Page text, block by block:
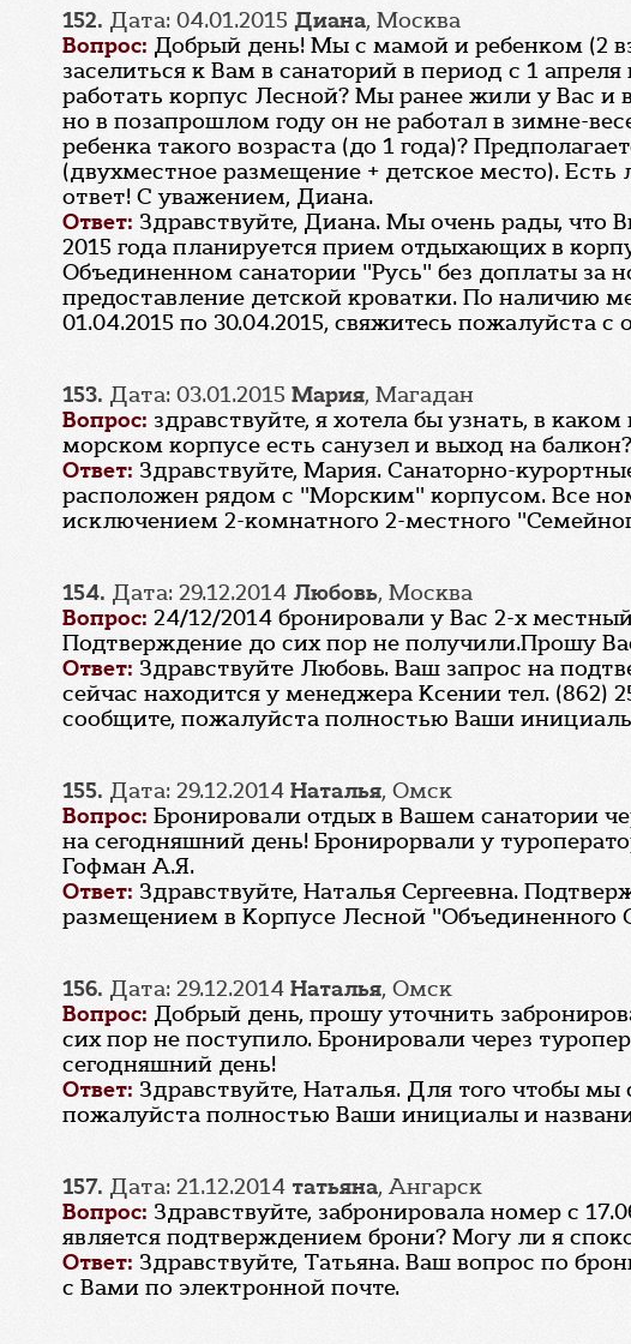
152. Дата: 04.01.2015 Диана, Москва
Вопрос: Добрый день! Мы с мамой и ребенком (2
заселиться к Вам в санаторий в период с 1
работать корпус Лесной? Мы ранее жили у Вас и
но в позапрошлом году он не работал в зимне-
ребенка такого возраста (до 1 года)?
(двухместное размещение + детское место).
ответ! С уважением, Диана.
Ответ: Здравствуйте, Диана. Мы очень рады, что
2015 года планируется прием отдыхающих в
Объединенном санатории "Русь" без доплаты
предоставление детской кроватки. По наличию
01.04.2015 по 30.04.2015, свяжитесь пожалуйста
153. Дата: 03.01.2015 Мария, Магадан
Вопрос: здравствуйте, я хотела бы узнать, в
морском корпусе есть санузел и выход на
Ответ: Здравствуйте, Мария. Санаторно-
расположен рядом с "Морским" корпусом. Все
исключением 2-комнатного 2-местного
154. Дата: 29.12.2014 Любовь, Москва
Вопрос: 24/12/2014 бронировали у Вас 2-х
Подтверждение до сих пор не получили.Прошу
Ответ: Здравствуйте Любовь. Ваш запрос на
сейчас находится у менеджера Ксении тел. (862)
сообщите, пожалуйста полностью Ваши
155. Дата: 29.12.2014 Наталья, Омск
Вопрос: Бронировали отдых в Вашем санатории
на сегодняшний день! Бронирорвали у
Гофман А.Я.
Ответ: Здравствуйте, Наталья Сергеевна.
размещением в Корпусе Лесной "Объединенного
156. Дата: 29.12.2014 Наталья, Омск
Вопрос: Добрый день, прошу уточнить
сих пор не поступило. Бронировали через
сегодняшний день!
Ответ: Здравствуйте, Наталья. Для того чтобы
пожалуйста полностью Ваши инициалы и
157. Дата: 21.12.2014 татьяна, Ангарск
Вопрос: Здравствуйте, забронировала номер с
является подтверждением брони? Могу ли я
Ответ: Здравствуйте, Татьяна. Ваш вопрос по
с Вами по электронной почте.